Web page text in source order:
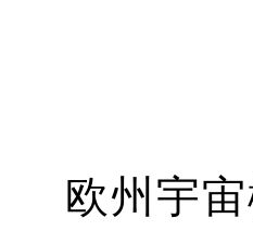
欧州宇